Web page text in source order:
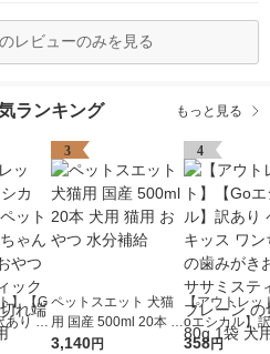
レビューのみを見る
ランキング もっと見る
】【G
あり ペ
ちゃ
3
ペットスエット 犬猫
用 国産 500ml 20本 犬
用 猫用 おやつ 水分補
3,140円
4
【アウトレッ
oエシカル】
ットキッス ワ
358円